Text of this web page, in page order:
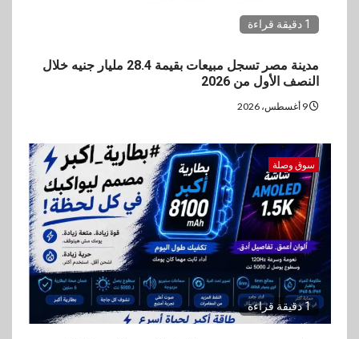
1 دقيقة قراءة
مدينة مصر تسجل مبيعات بقيمة 28.4 مليار جنيه خلال
النصف الأول من 2026
سوق وصلة
1 دقيقة قراءة